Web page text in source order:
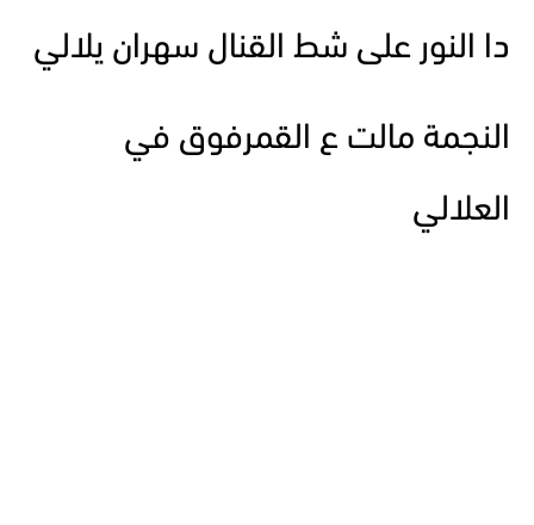
دا النور على شط القنال سهران يلالي
النجمة مالت ع القمرفوق في
العلالي